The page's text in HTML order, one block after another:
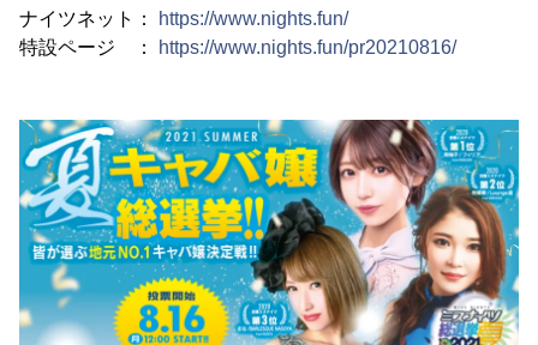
ナイツネット：
https://www.nights.fun/
特設ページ ：
https://www.nights.fun/pr20210816/